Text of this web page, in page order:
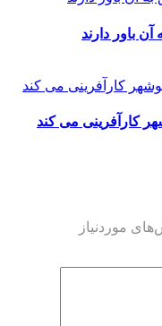
باور دارند
کارآفرینی می کند
موردنیاز